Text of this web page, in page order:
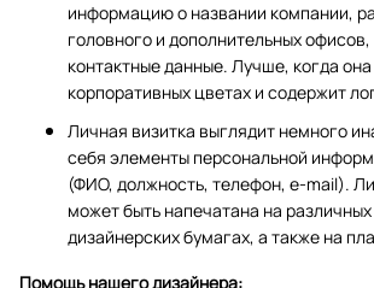
информацию о названии компании,
головного и дополнительных
контактные данные. Лучше, когда
корпоративных цветах и содержит
Личная визитка выглядит немного
себя элементы персональной
(ФИО, должность, телефон, e-mail).
может быть напечатана на
дизайнерских бумагах, а также на
Помощь нашего дизайнера: